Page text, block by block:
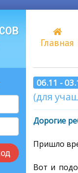
Главная
06.11 -
(для
Дорогие
Пришло
Вот и